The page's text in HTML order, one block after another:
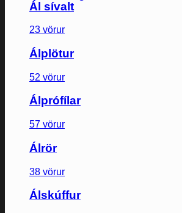
Ál sívalt
23 vörur
Álplötur
52 vörur
Álprófílar
57 vörur
Álrör
38 vörur
Álskúffur